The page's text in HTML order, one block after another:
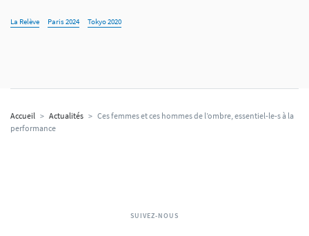
La Relève Paris 2024 Tokyo 2020
Accueil > Actualités > Ces femmes et ces hommes de l’ombre, essentiel-le-s à la
performance
SUIVEZ-NOUS